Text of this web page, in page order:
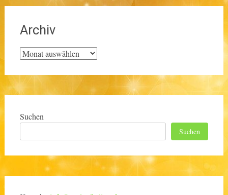
Archiv
Archiv
Suchen
Suchen